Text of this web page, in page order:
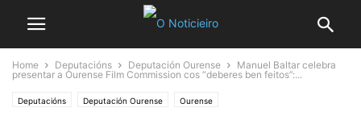
Home Deputacións Deputación Ourense
Manuel Baltar celebra
presentar a Ourense Film Commission cos “deberes ben feitos”:...
Deputacións Deputación Ourense Ourense